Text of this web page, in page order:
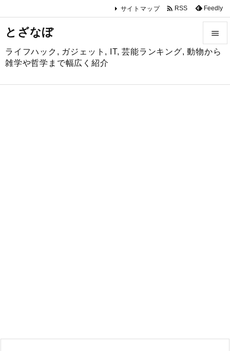
とざなぼ
ライフハック, ガジェット, IT, 芸能ランキング, 動物から
雑学や哲学まで幅広く紹介



サイトマップ  RSS Feedly